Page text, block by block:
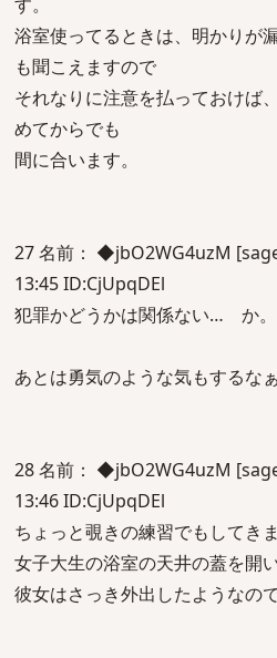
浴室使ってるときは、明かりが
も聞こえますので
それなりに注意を払っておけば
めてからでも
間に合います。
27 名前： ◆jbO2WG4uzM
13:45 ID:CjUpqDEl
犯罪かどうかは関係ない… か
あとは勇気のような気もするなぁ
28 名前： ◆jbO2WG4uzM
13:46 ID:CjUpqDEl
ちょっと覗きの練習でもしてきま
女子大生の浴室の天井の蓋を開
彼女はさっき外出したようなので